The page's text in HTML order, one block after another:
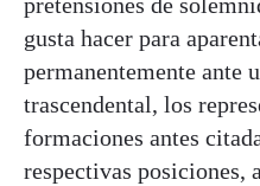
gusta hacer para
permanentemente ante
trascendental, los
formaciones antes
respectivas posiciones,